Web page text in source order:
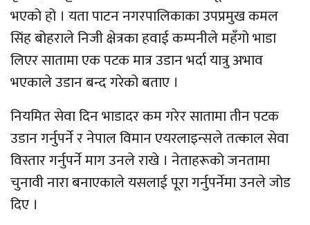
भएको हो । यता पाटन नगरपालिकाका उपप्रमुख कमल
सिंह बोहराले निजी क्षेत्रका हवाई कम्पनीले महँगो भाडा
लिएर सातामा एक पटक मात्र उडान भर्दा यात्रु अभाव
भएकाले उडान बन्द गरेको बताए ।
नियमित सेवा दिन भाडादर कम गरेर सातामा तीन पटक
उडान गर्नुपर्ने र नेपाल विमान एयरलाइन्सले तत्काल सेवा
विस्तार गर्नुपर्ने माग उनले राखे । नेताहरूको जनतामा
चुनावी नारा बनाएकाले यसलाई पूरा गर्नुपर्नेमा उनले जोड
दिए ।